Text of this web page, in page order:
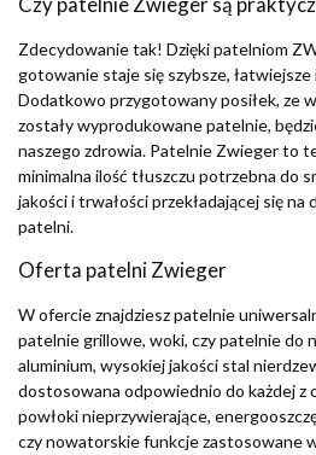
Zdecydowanie tak! Dzięki patelniom
gotowanie staje się szybsze, łatwiejsze
Dodatkowo przygotowany posiłek, ze
zostały wyprodukowane patelnie,
naszego zdrowia. Patelnie Zwieger to
minimalna ilość tłuszczu potrzebna do
jakości i trwałości przekładającej się na
patelni.
Oferta patelni Zwieger
W ofercie znajdziesz patelnie
patelnie grillowe, woki, czy patelnie do
aluminium, wysokiej jakości stal
dostosowana odpowiednio do każdej z
powłoki nieprzywierające,
czy nowatorskie funkcje zastosowane